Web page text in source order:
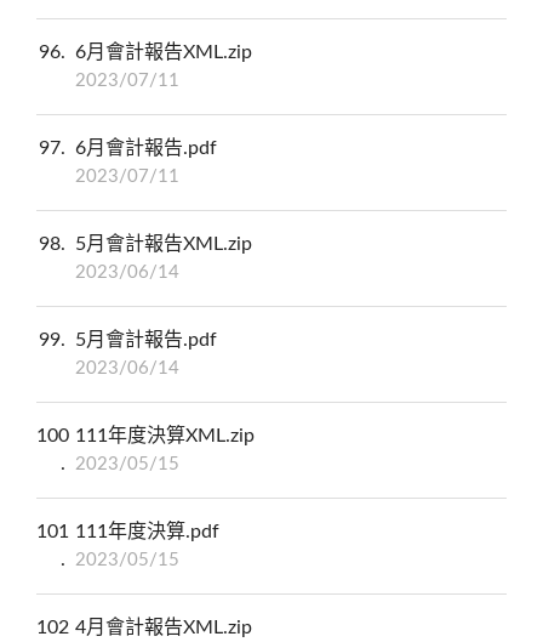
96 6月會計報告XML.zip
2023/07/11
97 6月會計報告.pdf
2023/07/11
98 5月會計報告XML.zip
2023/06/14
99 5月會計報告.pdf
2023/06/14
100 111年度決算XML.zip
2023/05/15
101 111年度決算.pdf
2023/05/15
102 4月會計報告XML.zip